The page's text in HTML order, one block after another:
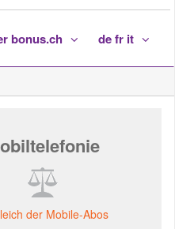
bonus.ch de fr it
der Mobile-Abos